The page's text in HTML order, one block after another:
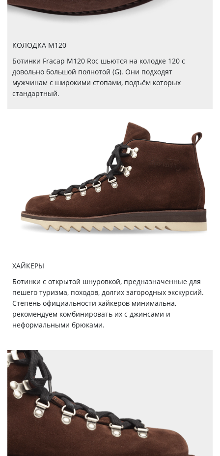
КОЛОДКА M120
Ботинки Fracap М120 Roc шьются на колодке 120 с
довольно большой полнотой (G). Они подходят
мужчинам с широкими стопами, подъём которых
стандартный.
ХАЙКЕРЫ
Ботинки с открытой шнуровкой, предназначенные для
пешего туризма, походов, долгих загородных экскурсий.
Степень официальности хайкеров минимальна,
рекомендуем комбинировать их с джинсами и
неформальными брюками.